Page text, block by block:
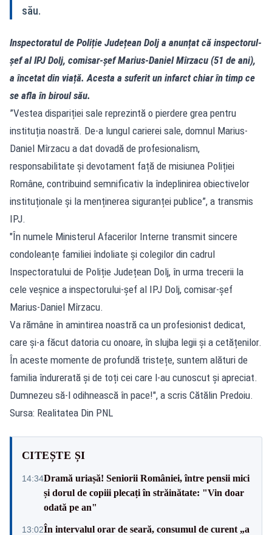
său.
Inspectoratul de Poliție Județean Dolj a anunțat că inspectorul-
șef al IPJ Dolj, comisar-șef Marius-Daniel Mîrzacu (51 de ani),
a încetat din viață. Acesta a suferit un infarct chiar în timp ce
se afla în biroul său.
”Vestea dispariției sale reprezintă o pierdere grea pentru
instituția noastră. De-a lungul carierei sale, domnul Marius-
Daniel Mîrzacu a dat dovadă de profesionalism,
responsabilitate și devotament față de misiunea Poliției
Române, contribuind semnificativ la îndeplinirea obiectivelor
instituționale și la menținerea siguranței publice”, a transmis
IPJ.
"În numele Ministerul Afacerilor Interne transmit sincere
condoleanțe familiei îndoliate și colegilor din cadrul
Inspectoratului de Poliție Județean Dolj, în urma trecerii la
cele veșnice a inspectorului-șef al IPJ Dolj, comisar-șef
Marius-Daniel Mîrzacu.
Va rămâne în amintirea noastră ca un profesionist dedicat,
care și-a făcut datoria cu onoare, în slujba legii și a cetățenilor.
În aceste momente de profundă tristețe, suntem alături de
familia îndurerată și de toți cei care l-au cunoscut și apreciat.
Dumnezeu să-l odihnească în pace!", a scris Cătălin Predoiu.
Sursa: Realitatea Din PNL
CITEȘTE ȘI
14:34Dramă uriașă! Seniorii României, între pensii mici
și dorul de copiii plecați în străinătate: "Vin doar
odată pe an"
13:02În intervalul orar de seară, consumul de curent „a